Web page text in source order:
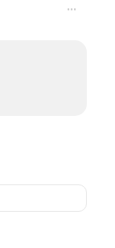
···